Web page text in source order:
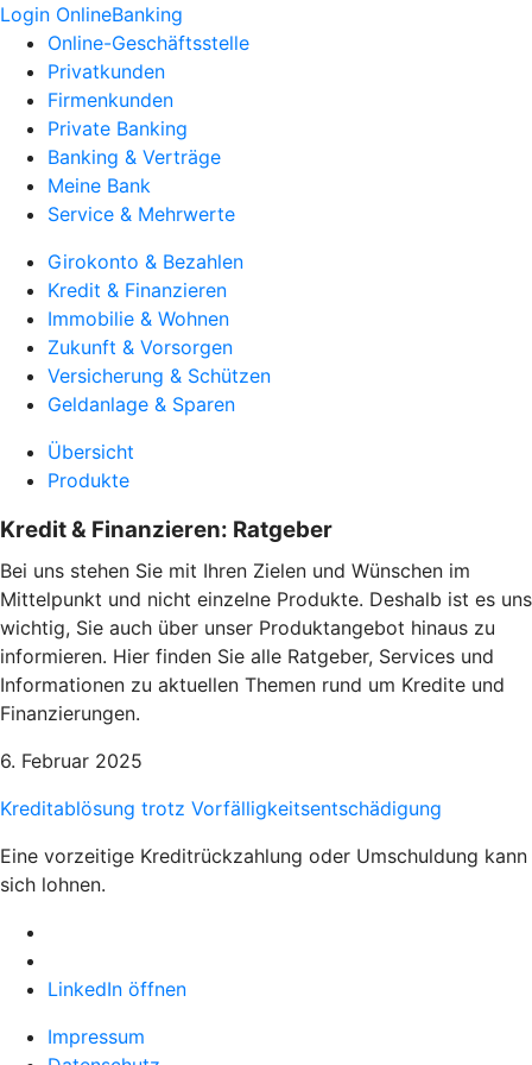
Login OnlineBanking
Online-Geschäftsstelle
Privatkunden
Firmenkunden
Private Banking
Banking & Verträge
Meine Bank
Service & Mehrwerte
Girokonto & Bezahlen
Kredit & Finanzieren
Immobilie & Wohnen
Zukunft & Vorsorgen
Versicherung & Schützen
Geldanlage & Sparen
Übersicht
Produkte
Kredit & Finanzieren: Ratgeber
Bei uns stehen Sie mit Ihren Zielen und Wünschen im
Mittelpunkt und nicht einzelne Produkte. Deshalb ist es uns
wichtig, Sie auch über unser Produktangebot hinaus zu
informieren. Hier finden Sie alle Ratgeber, Services und
Informationen zu aktuellen Themen rund um Kredite und
Finanzierungen.
6. Februar 2025
Kreditablösung trotz Vorfälligkeitsentschädigung
Eine vorzeitige Kreditrückzahlung oder Umschuldung kann
sich lohnen.
LinkedIn öffnen
Impressum